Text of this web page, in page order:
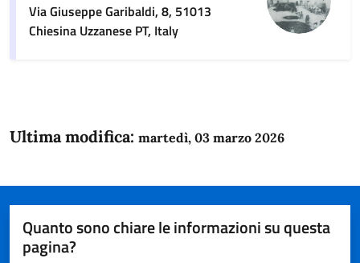
Via Giuseppe Garibaldi, 8, 51013
Chiesina Uzzanese PT, Italy
Ultima modifica: martedì, 03 marzo 2026
Quanto sono chiare le informazioni su questa
pagina?